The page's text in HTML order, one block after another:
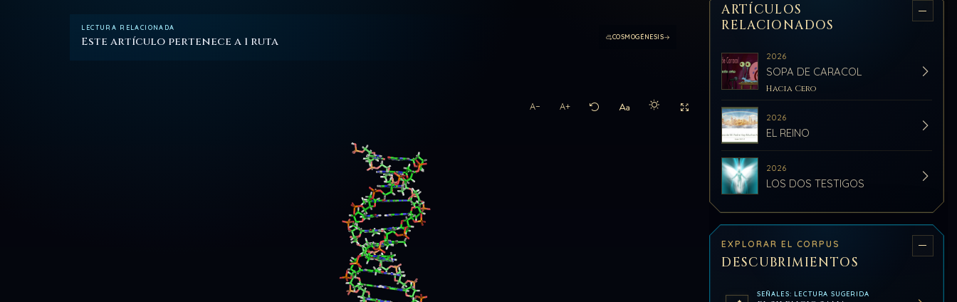
LECTURA RELACIONADA
Este artículo pertenece a 1 ruta COSMOGÉNESIS
A− A+
Activar modo claro de lectura
Sin distracciones
ARTÍCULOS
RELACIONADOS
2026
SOPA DE CARACOL
Hacia Cero
2026
EL REINO
2026
LOS DOS TESTIGOS
EXPLORAR EL CORPUS
DESCUBRIMIENTOS
SEÑALES: LECTURA SUGERIDA